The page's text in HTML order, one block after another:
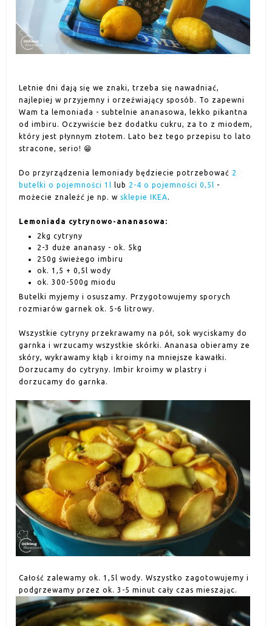
Letnie dni dają się we znaki, trzeba się nawadniać,
najlepiej w przyjemny i orzeźwiający sposób. To zapewni
Wam ta lemoniada - subtelnie ananasowa, lekko pikantna
od imbiru. Oczywiście bez dodatku cukru, za to z miodem,
który jest płynnym złotem. Lato bez tego przepisu to lato
stracone, serio! 😁
Do przyrządzenia lemoniady będziecie potrzebować 2
butelki o pojemności 1l lub 2-4 o pojemności 0,5l -
możecie znaleźć je np. w sklepie IKEA.
Lemoniada cytrynowo-ananasowa:
2kg cytryny
2-3 duże ananasy - ok. 5kg
250g świeżego imbiru
ok. 1,5 + 0,5l wody
ok. 300-500g miodu
Butelki myjemy i osuszamy. Przygotowujemy sporych
rozmiarów garnek ok. 5-6 litrowy.
Wszystkie cytryny przekrawamy na pół, sok wyciskamy do
garnka i wrzucamy wszystkie skórki. Ananasa obieramy ze
skóry, wykrawamy kłąb i kroimy na mniejsze kawałki.
Dorzucamy do cytryny. Imbir kroimy w plastry i
dorzucamy do garnka.
Całość zalewamy ok. 1,5l wody. Wszystko zagotowujemy i
podgrzewamy przez ok. 3-5 minut cały czas mieszając.